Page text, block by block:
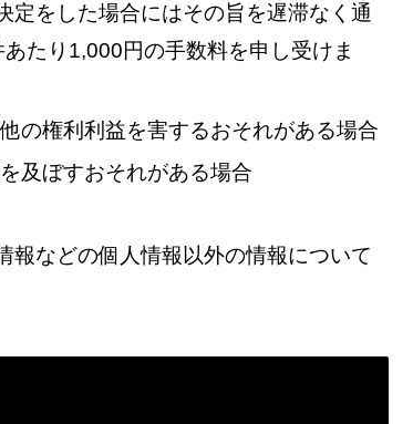
定をした場合にはその旨を遅滞なく通
たり1,000円の手数料を申し受けま
の権利利益を害するおそれがある場合
及ぼすおそれがある場合
報などの個人情報以外の情報について